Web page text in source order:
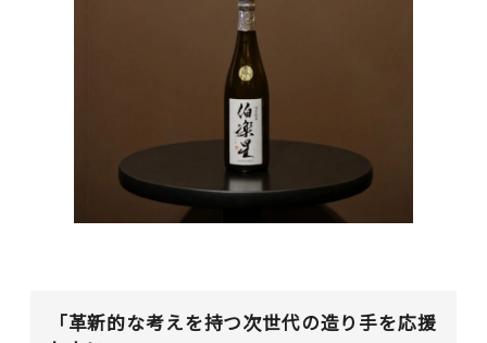
「革新的な考えを持つ次世代の造り手を応援